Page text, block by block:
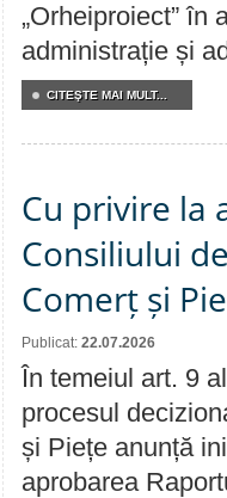
„Orheiproiect” în
administrație și
CITEŞTE MAI MULT...
Cu privire la
Consiliului
Comerț și
Publicat: 22.07.2026
În temeiul art. 9
procesul
și Piețe anunță
aprobarea